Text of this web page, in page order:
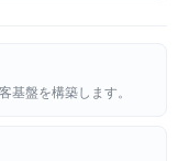
基盤を構築します。